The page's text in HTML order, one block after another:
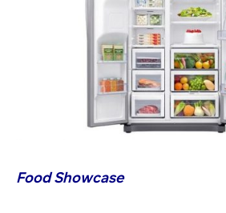
Food Showcase